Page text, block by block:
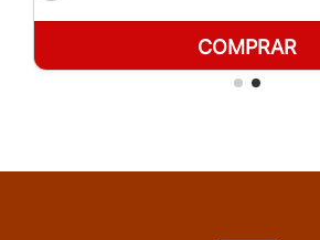
COMPRAR